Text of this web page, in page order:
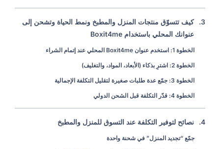
3.
كيف تتسوّق منتجات المنزل والمطبخ ونمط الحياة وتشحن إلى
عنوانك المحلي باستخدام Boxit4me
الخطوة 1: استخدم عنوان Boxit4me المحلي عند إتمام الشراء
الخطوة 2: اشترِ بذكاء (الأبعاد، المواد، والتغليف)
الخطوة 3: جمّع عدة طلبات صغيرة لتقليل التكلفة الإجمالية
الخطوة 4: قدّر التكلفة قبل الشحن الدولي
4. نصائح لتوفير التكلفة عند التسوق للمنزل والمطبخ
جمّع “تجديد المنزل” في شحنة واحدة